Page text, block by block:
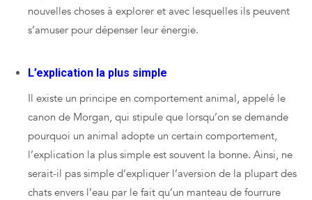
nouvelles choses à explorer et avec lesquelles ils peuvent
s’amuser pour dépenser leur énergie.
L’explication la plus simple
Il existe un principe en comportement animal, appelé le
canon de Morgan, qui stipule que lorsqu’on se demande
pourquoi un animal adopte un certain comportement,
l’explication la plus simple est souvent la bonne. Ainsi, ne
serait-il pas simple d’expliquer l’aversion de la plupart des
chats envers l’eau par le fait qu’un manteau de fourrure